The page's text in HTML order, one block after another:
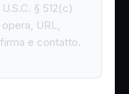
§ 512(c)
URL,
e contatto.